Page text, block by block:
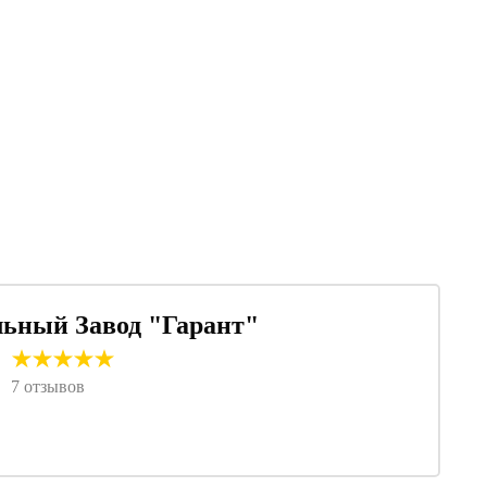
7 отзывов